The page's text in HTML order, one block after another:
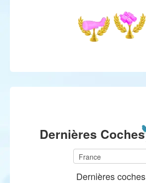
Dernières Coches
Dernières coches